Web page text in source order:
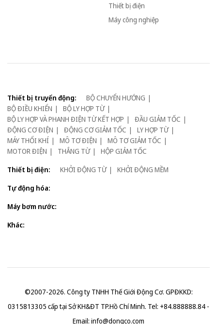
Thiết bị điện
Máy công nghiệp
Thiết bị truyển động:
BỘ CHUYỂN HƯỚNG
BỘ ĐIỀU KHIỂN
BỘ LY HỢP TỪ
BỘ LY HỢP VÀ PHANH ĐIỆN TỪ KẾT HỢP
ĐẦU GIẢM TỐC
ĐỘNG CƠ ĐIỆN
ĐỘNG CƠ GIẢM TỐC
LY HỢP TỪ
MÁY THỔI KHÍ
MÔ TƠ ĐIỆN
MÔ TƠ GIẢM TỐC
MOTOR ĐIỆN
THẮNG TỪ
HỘP GIẢM TỐC
Thiết bị điện:
KHỞI ĐỘNG TỪ
KHỞI ĐỘNG MỀM
Tự động hóa:
Máy bơm nước:
Khác:
©2007-2026. Công ty TNHH Thế Giới Động Cơ. GPĐKKD:
0315813305 cấp tại Sở KH&ĐT TP.Hồ Chí Minh. Tel: +84.888888.84 -
Email: info@dongco.com